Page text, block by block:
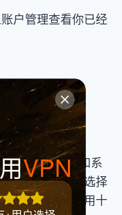
户管理查看你已经
了各个设备和系
的设备和系统选择
以了，上手使用十
VPN